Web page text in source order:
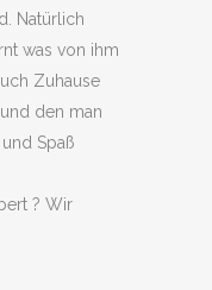
Natürlich
was von ihm
Zuhause
den man
Spaß
? Wir